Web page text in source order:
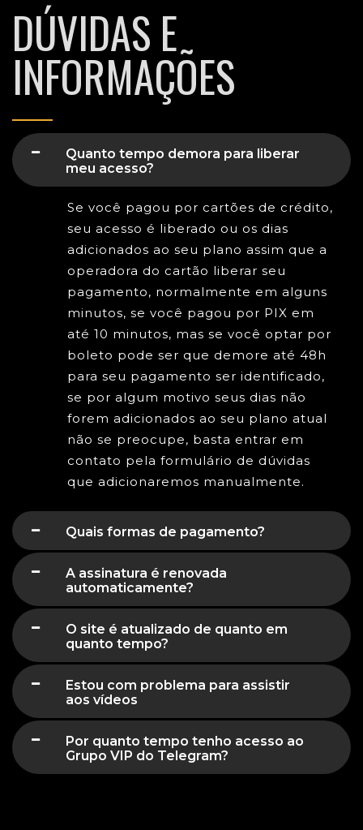
DÚVIDAS E
INFORMAÇÕES
Quanto tempo demora para liberar
meu acesso?
Se você pagou por cartões de crédito,
seu acesso é liberado ou os dias
adicionados ao seu plano assim que a
operadora do cartão liberar seu
pagamento, normalmente em alguns
minutos, se você pagou por PIX em
até 10 minutos, mas se você optar por
boleto pode ser que demore até 48h
para seu pagamento ser identificado,
se por algum motivo seus dias não
forem adicionados ao seu plano atual
não se preocupe, basta entrar em
contato pela formulário de dúvidas
que adicionaremos manualmente.
Quais formas de pagamento?
A assinatura é renovada
automaticamente?
O site é atualizado de quanto em
quanto tempo?
Estou com problema para assistir
aos vídeos
Por quanto tempo tenho acesso ao
Grupo VIP do Telegram?